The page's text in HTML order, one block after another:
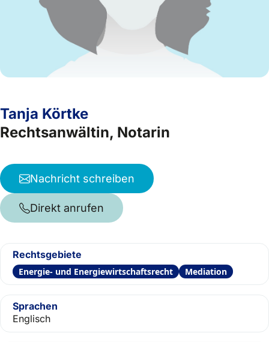
Tanja Körtke
Rechtsanwältin, Notarin
Nachricht schreiben
Direkt anrufen
Rechtsgebiete
Energie- und Energiewirtschaftsrecht Mediation
Sprachen
Englisch